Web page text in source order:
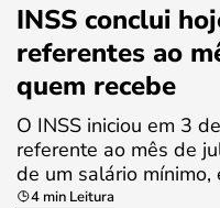
INSS conclui
referentes ao
quem recebe
O INSS iniciou em 3
referente ao mês de
de um salário mínimo,
4 min Leitura